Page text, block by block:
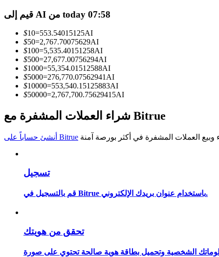
انضم إلى أفضل المتداولين
كن متداول نسخ
استمتع بتقاسم الأرباح وعمولات نسخ التداول
معلومة
قيم إلى AI من today 07:58
$10=553.54015125AI
$50=2,767.70075629AI
$100=5,535.40151258AI
$500=27,677.00756294AI
$1000=55,354.01512588AI
$5000=276,770.07562941 AI
$10000=553,540.15125883AI
$50000=2,767,700.75629415AI
شراء العملات المشفرة مع Bitrue
أنشئ حساباً على Bitrue
تسجيل
قم بالتسجيل في Bitrue باستخدام عنوان بريدك الإلكتروني.
تحقق من هويتك